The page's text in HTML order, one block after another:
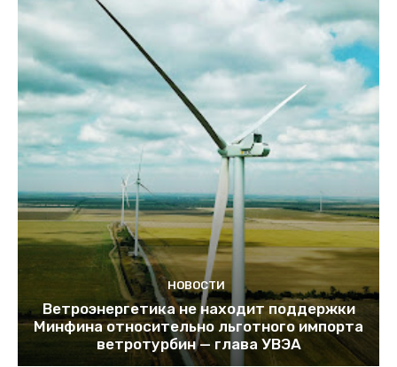
НОВОСТИ
Ветроэнергетика не находит поддержки
Минфина относительно льготного импорта
ветротурбин — глава УВЭА